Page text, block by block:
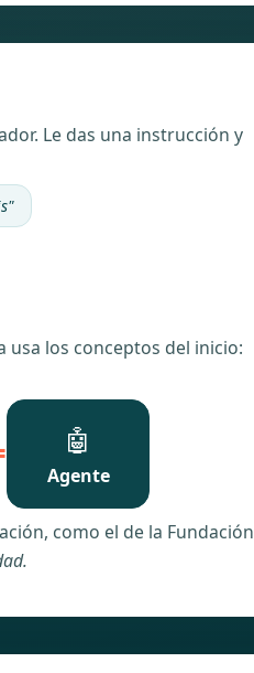
Le das una instrucción y
usa los conceptos del inicio:
🤖
Agente
como el de la Fundación